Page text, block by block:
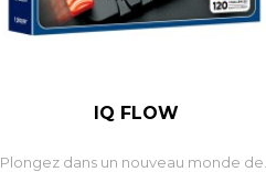
IQ FLOW
Plongez dans un nouveau monde de...